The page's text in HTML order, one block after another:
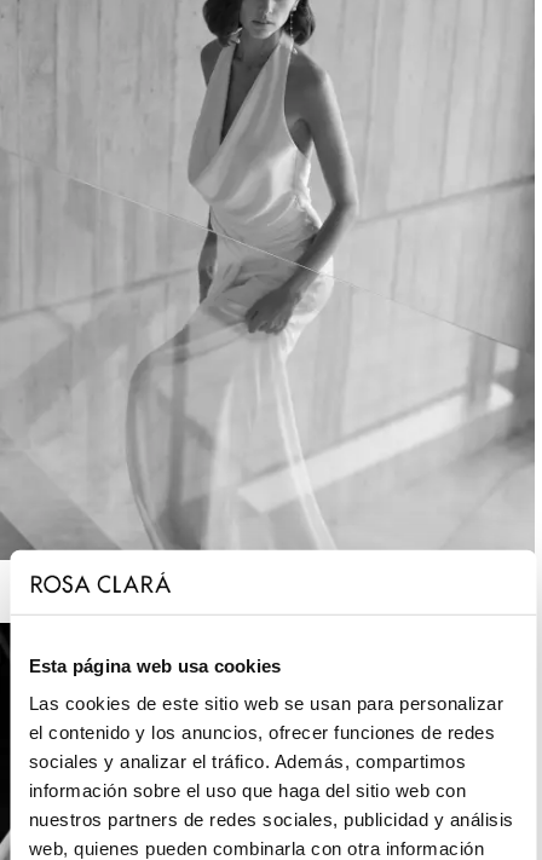
Esta página web usa cookies
Las cookies de este sitio web se usan para personalizar
el contenido y los anuncios, ofrecer funciones de redes
sociales y analizar el tráfico. Además, compartimos
información sobre el uso que haga del sitio web con
nuestros partners de redes sociales, publicidad y análisis
web, quienes pueden combinarla con otra información
ROSA CLARÁ SOFT